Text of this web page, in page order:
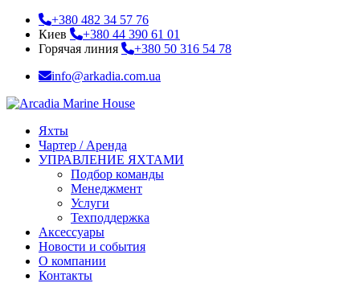
+380 482 34 57 76
Киев
+380 44 390 61 01
Горячая линия
+380 50 316 54 78
info@arkadia.com.ua
Яхты
Чартер / Аренда
УПРАВЛЕНИЕ ЯХТАМИ
Подбор команды
Менеджмент
Услуги
Техподдержка
Аксессуары
Новости и события
О компании
Контакты